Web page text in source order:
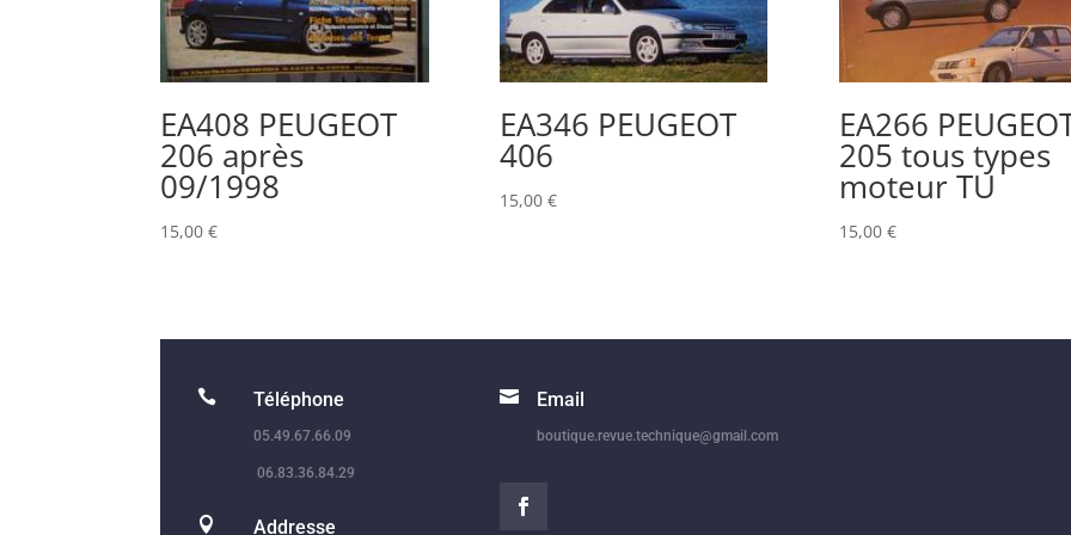
EA408 PEUGEOT
206 après
09/1998
15,00€
EA346 PEUGEOT
406
15,00 €
EA266
205 tous types
moteur TU
15,00 €
 Téléphone
05.49.67.66.09
06.83.36.84.29
 Addresse
 Email
boutique.revue.technique@gmail.com